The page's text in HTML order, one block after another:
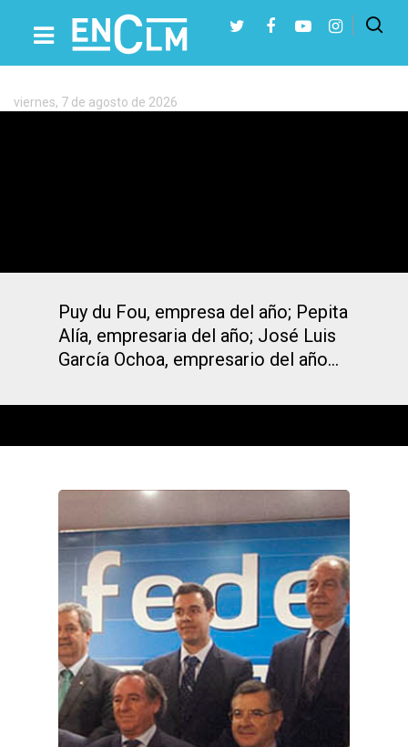
Etiqueta:
Galardones
empresariales
Presiona Intro para buscar o ESC para cerrar
viernes, 7 de agosto de 2026
Puy du Fou, empresa del año; Pepita
Alía, empresaria del año; José Luis
García Ochoa, empresario del año…